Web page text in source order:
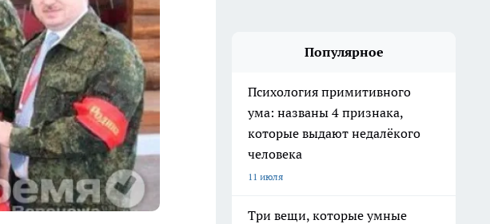
Популярное
Психология примитивного
ума: названы 4 признака,
которые выдают недалёкого
человека
11 июля
Три вещи, которые умные